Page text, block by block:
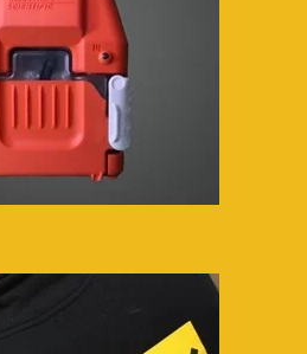
mehr Info...